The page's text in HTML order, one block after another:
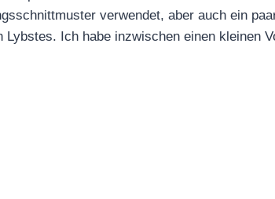
verwendet, aber auch ein
Ich habe inzwischen einen kleinen